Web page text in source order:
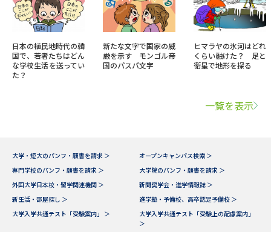
日本の植民地時代の韓
国で、若者たちはどん
な学校生活を送ってい
た？
新たな文字で国家の威
厳を示す モンゴル帝
国のパスパ文字
ヒマラヤの氷河はどれ
くらい融けた？ 足と
衛星で地形を探る
一覧を表示
大学・短大のパンフ・願書を請求 ＞
オープンキャンパス検索 ＞
専門学校のパンフ・願書を請求 ＞
大学院のパンフ・願書を請求 ＞
外国大学日本校・留学関連機関 ＞
新聞奨学会・進学情報誌 ＞
新生活・部屋探し ＞
進学塾・予備校、高卒認定予備校 ＞
大学入学共通テスト「受験案内」 ＞
大学入学共通テスト「受験上の配慮案内」
＞